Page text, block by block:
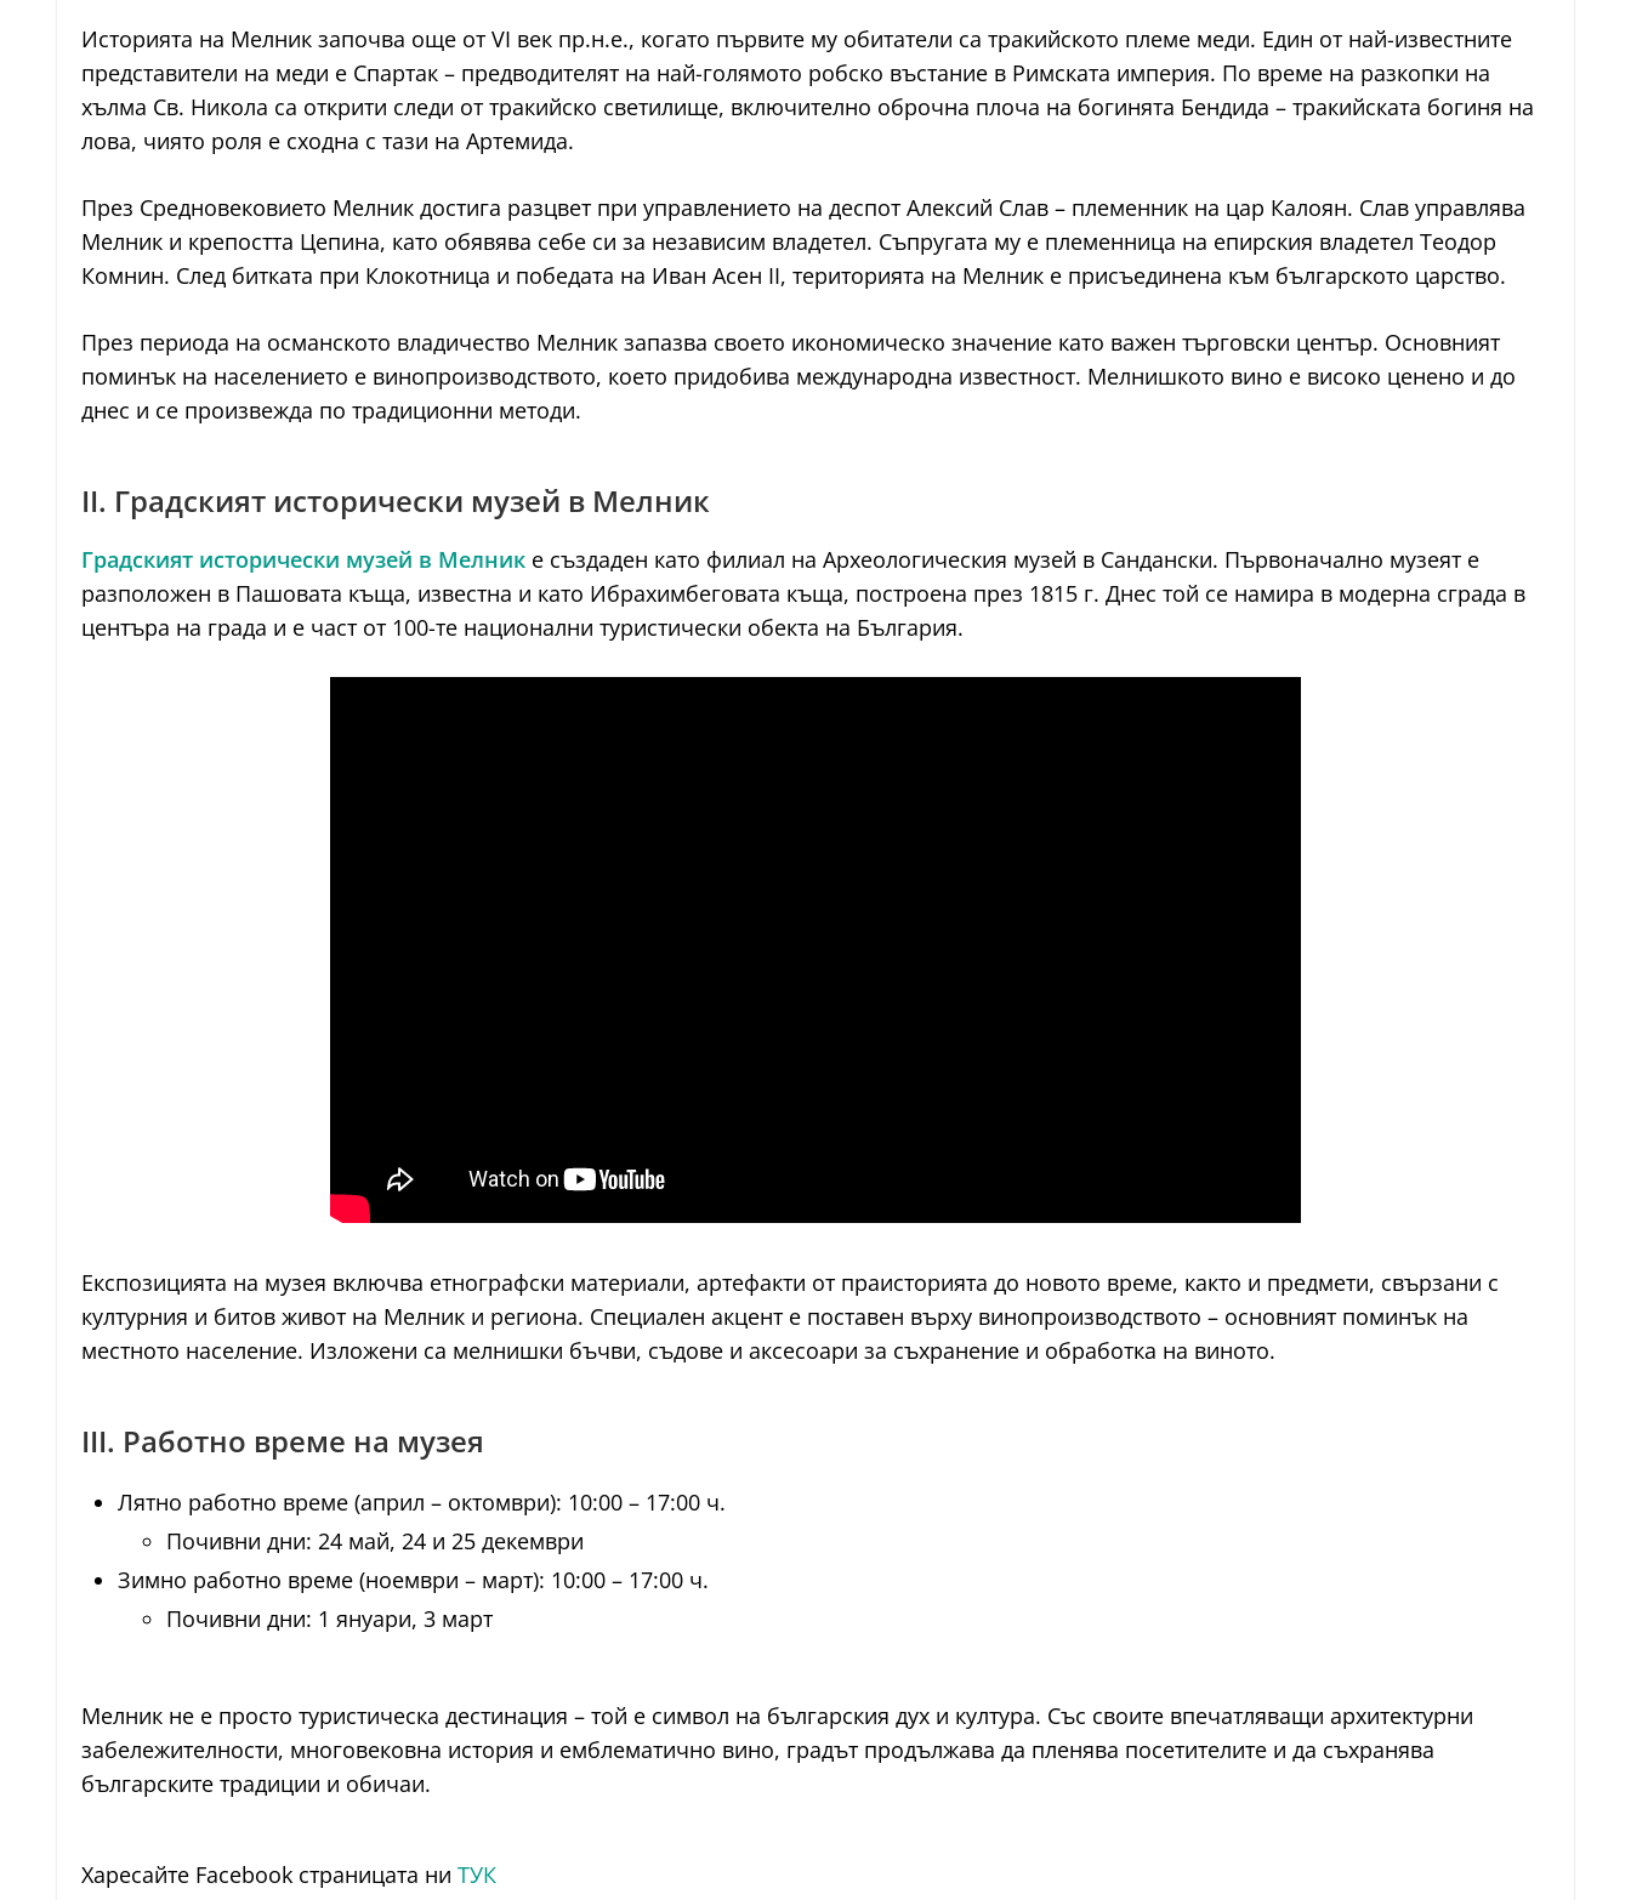
Историята на Мелник започва още от VI век пр.н.е., когато първите му обитатели са тракийското племе меди. Един от най-известните
представители на меди е Спартак – предводителят на най-голямото робско въстание в Римската империя. По време на разкопки на
хълма Св. Никола са открити следи от тракийско светилище, включително оброчна плоча на богинята Бендида – тракийската богиня на
лова, чиято роля е сходна с тази на Артемида.
През Средновековието Мелник достига разцвет при управлението на деспот Алексий Слав – племенник на цар Калоян. Слав управлява
Мелник и крепостта Цепина, като обявява себе си за независим владетел. Съпругата му е племенница на епирския владетел Теодор
Комнин. След битката при Клокотница и победата на Иван Асен II, територията на Мелник е присъединена към българското царство.
През периода на османското владичество Мелник запазва своето икономическо значение като важен търговски център. Основният
поминък на населението е винопроизводството, което придобива международна известност. Мелнишкото вино е високо ценено и до
днес и се произвежда по традиционни методи.
II. Градският исторически музей в Мелник
Градският исторически музей в Мелник е създаден като филиал на Археологическия музей в Сандански. Първоначално музеят е
разположен в Пашовата къща, известна и като Ибрахимбеговата къща, построена през 1815 г. Днес той се намира в модерна сграда в
центъра на града и е част от 100-те национални туристически обекта на България.
Експозицията на музея включва етнографски материали, артефакти от праисторията до новото време, както и предмети, свързани с
културния и битов живот на Мелник и региона. Специален акцент е поставен върху винопроизводството – основният поминък на
местното население. Изложени са мелнишки бъчви, съдове и аксесоари за съхранение и обработка на виното.
III. Работно време на музея
Лятно работно време (април – октомври): 10:00 – 17:00 ч.
Почивни дни: 24 май, 24 и 25 декември
Зимно работно време (ноември – март): 10:00 – 17:00 ч.
Почивни дни: 1 януари, 3 март
Мелник не е просто туристическа дестинация – той е символ на българския дух и култура. Със своите впечатляващи архитектурни
забележителности, многовековна история и емблематично вино, градът продължава да пленява посетителите и да съхранява
българските традиции и обичаи.
Харесайте Facebook страницата ни ТУК